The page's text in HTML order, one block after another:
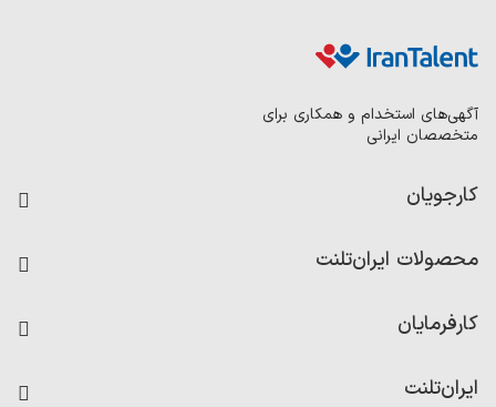
آگهی‌های استخدام و همکاری برای
متخصصان ایرانی
کارجویان
رزومه ساز
امتیاز شرکت‌ها
محصولات ایران‌تلنت
کاردیکس
کارفرمایان
ایران‌تلنت